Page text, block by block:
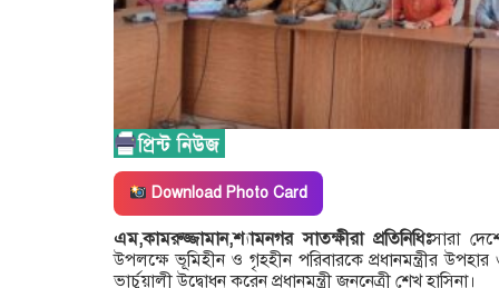
Download Photo Card
এম,কামরুজ্জামান,শ্যামনগর সাতক্ষীরা প্রতিনিধিঃসারা
উপলক্ষে ভূমিহীন ও গৃহহীন পরিবারকে প্রধানমন্ত্রীর
ভার্চুয়ালী উদ্বোধন করেন প্রধানমন্ত্রী জননেত্রী শেখ হাসিনা।